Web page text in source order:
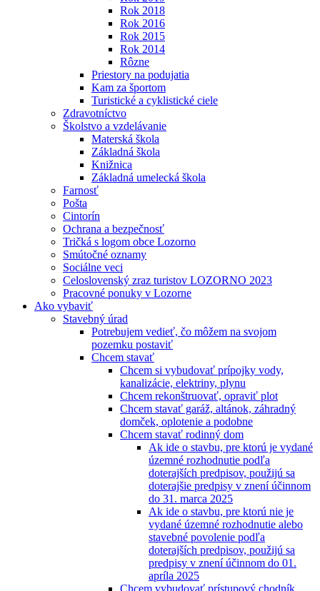
Rok 2018
Rok 2016
Rok 2015
Rok 2014
Rôzne
Priestory na podujatia
Kam za športom
Turistické a cyklistické ciele
Zdravotníctvo
Školstvo a vzdelávanie
Materská škola
Základná škola
Knižnica
Základná umelecká škola
Farnosť
Pošta
Cintorín
Ochrana a bezpečnosť
Tričká s logom obce Lozorno
Smútočné oznamy
Sociálne veci
Celoslovenský zraz turistov LOZORNO 2023
Pracovné ponuky v Lozorne
Ako vybaviť
Stavebný úrad
Potrebujem vedieť, čo môžem na svojom
pozemku postaviť
Chcem stavať
Chcem si vybudovať prípojky vody,
kanalizácie, elektriny, plynu
Chcem rekonštruovať, opraviť plot
Chcem stavať garáž, altánok, záhradný
domček, oplotenie a podobne
Chcem stavať rodinný dom
Ak ide o stavbu, pre ktorú je vydané
územné rozhodnutie podľa
doterajších predpisov, použijú sa
doterajšie predpisy v znení účinnom
do 31. marca 2025
Ak ide o stavbu, pre ktorú nie je
vydané územné rozhodnutie alebo
stavebné povolenie podľa
doterajších predpisov, použijú sa
predpisy v znení účinnom do 01.
apríla 2025
Chcem vybudovať prístupový chodník,